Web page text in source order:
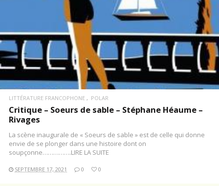
LITTÉRATURE FRANCOPHONE POLAR
Critique – Soeurs de sable – Stéphane Héaume –
Rivages
La scène inaugurale de « Soeurs de sable » est de celle qui donne
envie de se plonger dans une histoire dont on
soupçonne…………….LIRE LA SUITE
SEPTEMBRE 17, 2021 0 0